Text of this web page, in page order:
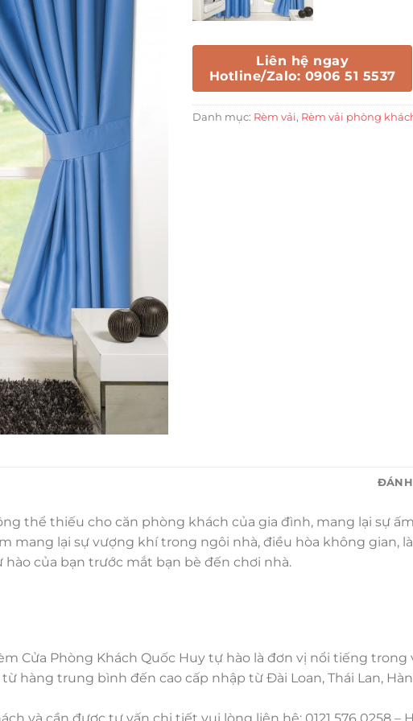
Liên hệ ngay
Hotline/Zalo: 0906 51 5537
Danh mục: Rèm vải, Rèm vải phòng
thể thiếu cho căn phòng khách của gia đình, mang lại sự
mang lại sự vượng khí trong ngôi nhà, điều hòa không gian,
của bạn trước mắt bạn bè đến chơi nhà.
Cửa Phòng Khách Quốc Huy tự hào là đơn vị nổi tiếng
hàng trung bình đến cao cấp nhập từ Đài Loan, Thái Lan,